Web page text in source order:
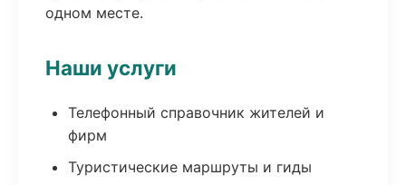
одном месте.
Наши услуги
Телефонный справочник жителей и
фирм
Туристические маршруты и гиды